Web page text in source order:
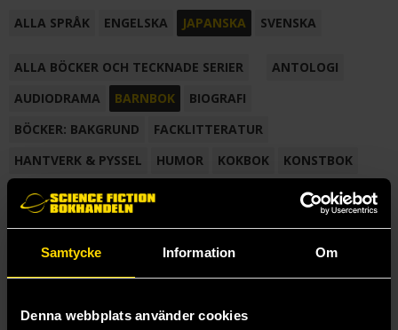
Samtycke Information Om
Denna webbplats använder cookies
ALLA SPRÅK ENGELSKA JAPANSKA SVENSKA
ALLA BÖCKER OCH TECKNADE SERIER
ANTOLOGI
AUDIODRAMA
BARNBOK
BIOGRAFI
BÖCKER: BAKGRUND
FACKLITTERATUR
HANTVERK & PYSSEL
HUMOR KOKBOK
KONSTBOK
KORTROMAN
LÄROBOK
NOVELL
SAMLINGSVOLYM
TECKNA & MÅLA TECKNAD SERIE